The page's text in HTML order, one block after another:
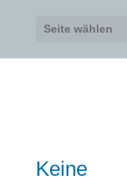
Seite wählen
Keine